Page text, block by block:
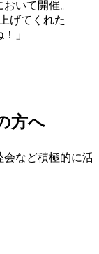
いて開催。
げてくれた
」
方へ
会など積極的に活